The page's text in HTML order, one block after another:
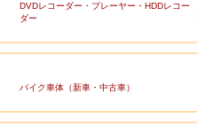
DVDレコーダー・プレーヤー・HDDレコー
ダー
バイク車体（新車・中古車）